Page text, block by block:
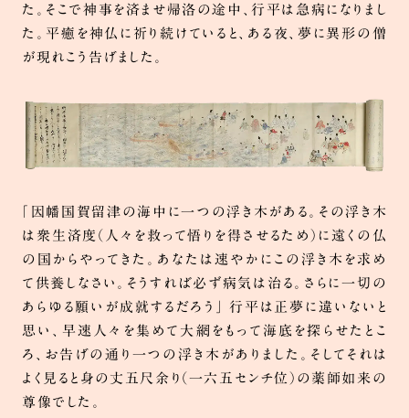
た。そこで神事を済ませ帰洛の途中、行平は急病になりまし
た。平癒を神仏に祈り続けていると、ある夜、夢に異形の僧
が現れこう告げました。
「因幡国賀留津の海中に一つの浮き木がある。その浮き木
は衆生済度（人々を救って悟りを得させるため）に遠くの仏
の国からやってきた。あなたは速やかにこの浮き木を求め
て供養しなさい。そうすれば必ず病気は治る。さらに一切の
あらゆる願いが成就するだろう」 行平は正夢に違いないと
思い、早速人々を集めて大網をもって海底を探らせたとこ
ろ、お告げの通り一つの浮き木がありました。そしてそれは
よく見ると身の丈五尺余り（一六五センチ位）の薬師如来の
尊像でした。